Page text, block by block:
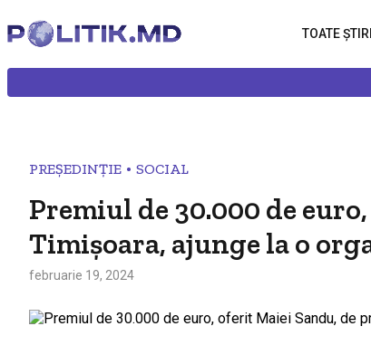
TOATE
PREȘEDINȚIE • SOCIAL
Premiul de 30.000 de
Timișoara, ajunge la o
februarie 19, 2024